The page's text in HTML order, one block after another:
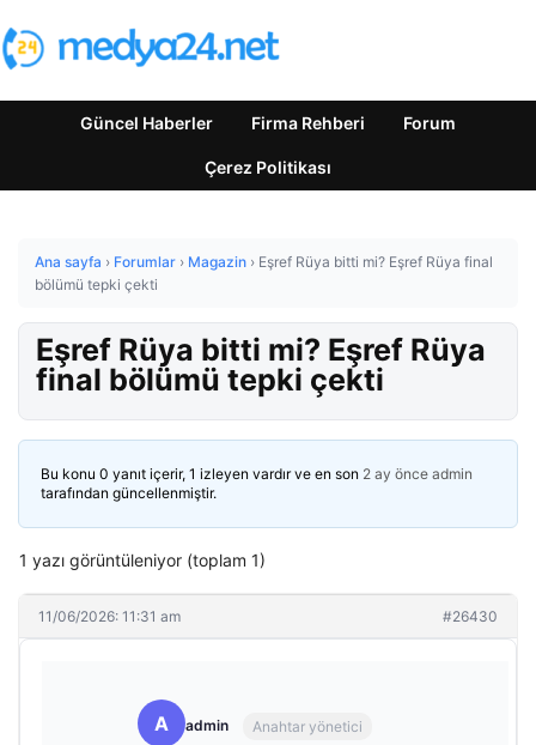
Güncel Haberler Firma Rehberi Forum
Çerez Politikası
Ana sayfa › Forumlar › Magazin › Eşref Rüya bitti mi? Eşref Rüya final
bölümü tepki çekti
Eşref Rüya bitti mi? Eşref Rüya
final bölümü tepki çekti
Bu konu 0 yanıt içerir, 1 izleyen vardır ve en son 2 ay önce admin
tarafından güncellenmiştir.
1 yazı görüntüleniyor (toplam 1)
11/06/2026: 11:31 am #26430
A admin Anahtar yönetici